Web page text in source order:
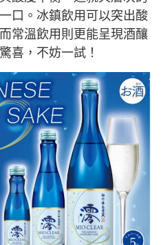
口。冰鎮飲用可以突出酸
常溫飲用則更能呈現酒釀
喜，不妨一試！